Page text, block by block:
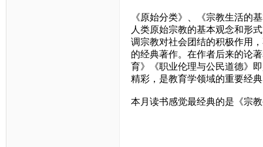
《原始分类》、《宗教生活的
人类原始宗教的基本观念和形
调宗教对社会团结的积极作用
的经典著作。在作者后来的论
育》《职业伦理与公民道德》
精彩，是教育学领域的重要经
本月读书感觉最经典的是《宗